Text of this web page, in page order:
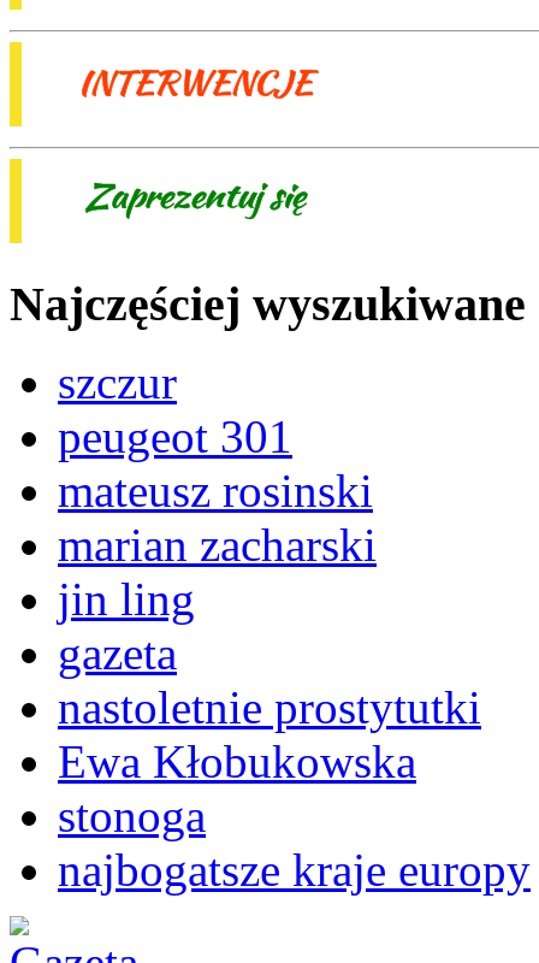
Najczęściej wyszukiwane
szczur
peugeot 301
mateusz rosinski
marian zacharski
jin ling
gazeta
nastoletnie prostytutki
Ewa Kłobukowska
stonoga
najbogatsze kraje europy